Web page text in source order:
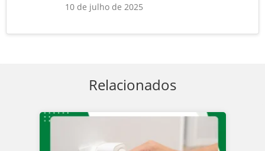
10 de julho de 2025
Relacionados